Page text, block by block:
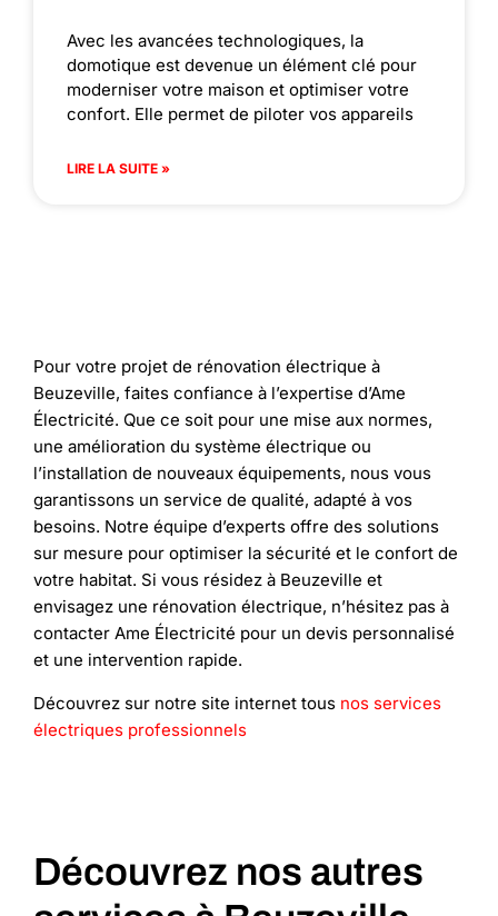
Avec les avancées technologiques, la
domotique est devenue un élément clé pour
moderniser votre maison et optimiser votre
confort. Elle permet de piloter vos appareils
LIRE LA SUITE »
Pour votre projet de rénovation électrique à
Beuzeville, faites confiance à l’expertise d’Ame
Électricité. Que ce soit pour une mise aux normes,
une amélioration du système électrique ou
l’installation de nouveaux équipements, nous vous
garantissons un service de qualité, adapté à vos
besoins. Notre équipe d’experts offre des solutions
sur mesure pour optimiser la sécurité et le confort de
votre habitat. Si vous résidez à Beuzeville et
envisagez une rénovation électrique, n’hésitez pas à
contacter Ame Électricité pour un devis personnalisé
et une intervention rapide.
Découvrez sur notre site internet tous nos services
électriques professionnels
Découvrez nos autres